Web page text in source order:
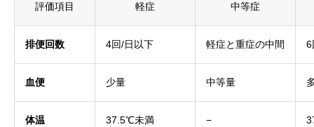
評価項目 軽症 中等症
排便回数 4回/日以下 軽症と重症の中間 6
血便 少量 中等量
体温 37.5℃未満 −